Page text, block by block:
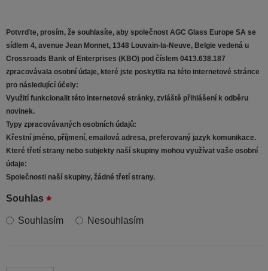
Potvrďte, prosím, že souhlasíte, aby společnost AGC Glass Europe SA se
sídlem 4, avenue Jean Monnet, 1348 Louvain-la-Neuve, Belgie vedená u
Crossroads Bank of Enterprises (KBO) pod číslem 0413.638.187
zpracovávala osobní údaje, které jste poskytl/a na této internetové stránce
pro následující účely:
Využití funkcionalit této internetové stránky, zvláště přihlášení k odběru
novinek.
Typy zpracovávaných osobních údajů:
Křestní jméno, příjmení, emailová adresa, preferovaný jazyk komunikace.
Které třetí strany nebo subjekty naší skupiny mohou využívat vaše osobní
údaje:
Společnosti naší skupiny, žádné třetí strany.
Souhlas
Souhlasím Nesouhlasím